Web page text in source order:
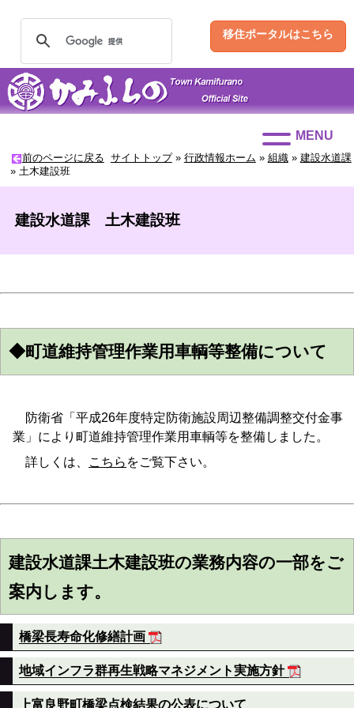
移住ポータルはこちら
MENU
前のページに戻る サイトトップ» 行政情報ホーム » 組織» 建設水道課
» 土木建設班
建設水道課 土木建設班
◆町道維持管理作業用車輌等整備について
防衛省「平成26年度特定防衛施設周辺整備調整交付金事
業」により町道維持管理作業用車輌等を整備しました。
詳しくは、
こちら をご覧下さい。
建設水道課土木建設班の業務内容の一部をご
案内します。
橋梁長寿命化修繕計画
地域インフラ群再生戦略マネジメント実施方針
上富良野町橋梁点検結果の公表について